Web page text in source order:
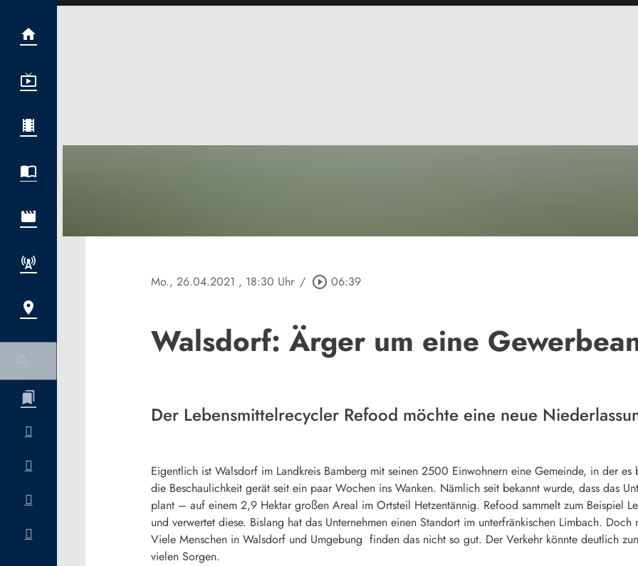
Mo., 26.04.2021 , 18:30 Uhr / play_circle_outline 06:39
Walsdorf: Ärger um eine
Der Lebensmittelrecycler Refood möchte eine neue
Eigentlich ist Walsdorf im Landkreis Bamberg mit seinen 2500 Einwohnern eine Gemeinde, in der
die Beschaulichkeit gerät seit ein paar Wochen ins Wanken. Nämlich seit bekannt wurde, dass das
plant – auf einem 2,9 Hektar großen Areal im Ortsteil Hetzentännig. Refood sammelt zum Beispiel
und verwertet diese. Bislang hat das Unternehmen einen Standort im unterfränkischen Limbach.
Viele Menschen in Walsdorf und Umgebung finden das nicht so gut. Der Verkehr könnte deutlich
vielen Sorgen.